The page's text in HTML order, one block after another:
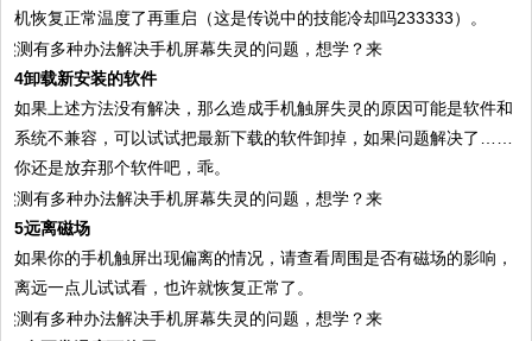
机恢复正常温度了再重启（这是传说中的技能冷却吗233333）。
4卸载新安装的软件
如果上述方法没有解决，那么造成手机触屏失灵的原因可能是软件和
系统不兼容，可以试试把最新下载的软件卸掉，如果问题解决了……
你还是放弃那个软件吧，乖。
5远离磁场
如果你的手机触屏出现偏离的情况，请查看周围是否有磁场的影响，
离远一点儿试试看，也许就恢复正常了。